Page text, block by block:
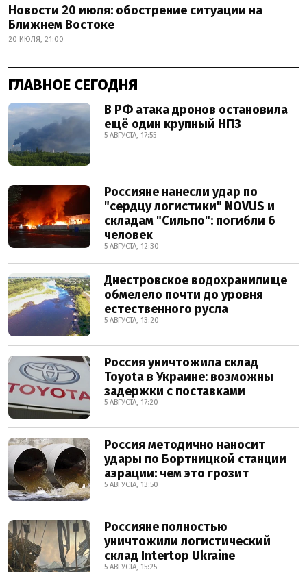
Новости 20 июля: обострение ситуации на
Ближнем Востоке
20 ИЮЛЯ, 21:00
ГЛАВНОЕ СЕГОДНЯ
В РФ атака дронов остановила
ещё один крупный НПЗ
5 АВГУСТА, 17:55
Россияне нанесли удар по
"сердцу логистики" NOVUS и
складам "Сильпо": погибли 6
человек
5 АВГУСТА, 12:30
Днестровское водохранилище
обмелело почти до уровня
естественного русла
5 АВГУСТА, 13:20
Россия уничтожила склад
Toyota в Украине: возможны
задержки с поставками
5 АВГУСТА, 17:20
Россия методично наносит
удары по Бортницкой станции
аэрации: чем это грозит
5 АВГУСТА, 13:50
Россияне полностью
уничтожили логистический
склад Intertop Ukraine
5 АВГУСТА, 15:25